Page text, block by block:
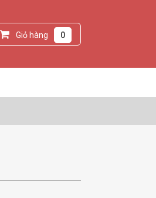
Giỏ hàng 0